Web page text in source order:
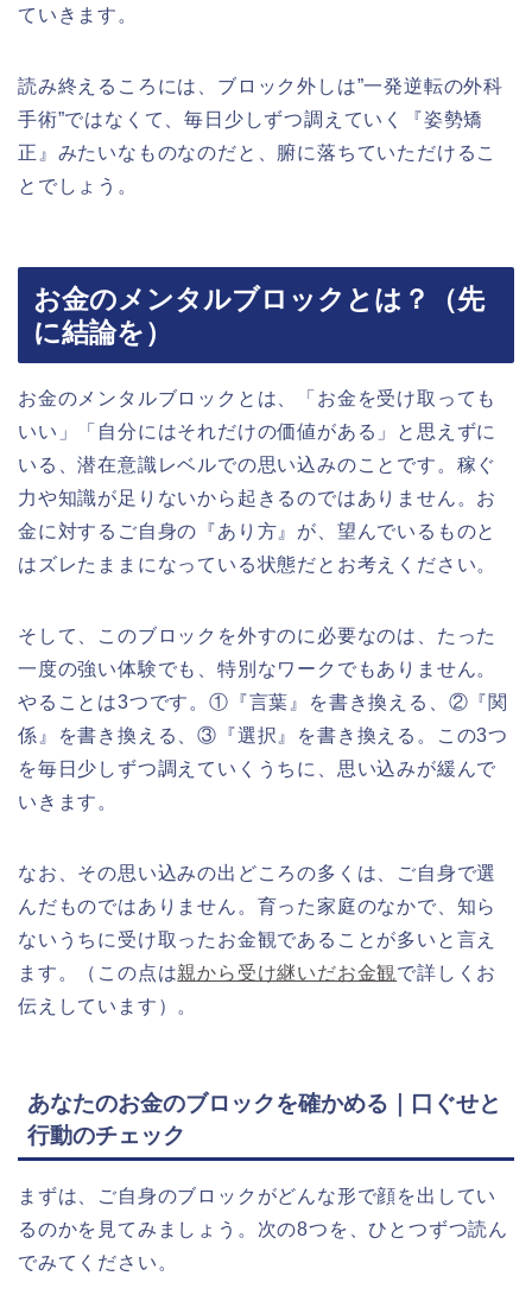
ていきます。
読み終えるころには、ブロック外しは”一発逆転の外科
手術”ではなくて、毎日少しずつ調えていく『姿勢矯
正』みたいなものなのだと、腑に落ちていただけるこ
とでしょう。
お金のメンタルブロックとは？（先
に結論を）
お金のメンタルブロックとは、「お金を受け取っても
いい」「自分にはそれだけの価値がある」と思えずに
いる、潜在意識レベルでの思い込みのことです。稼ぐ
力や知識が足りないから起きるのではありません。お
金に対するご自身の『あり方』が、望んでいるものと
はズレたままになっている状態だとお考えください。
そして、このブロックを外すのに必要なのは、たった
一度の強い体験でも、特別なワークでもありません。
やることは3つです。①『言葉』を書き換える、②『関
係』を書き換える、③『選択』を書き換える。この3つ
を毎日少しずつ調えていくうちに、思い込みが緩んで
いきます。
なお、その思い込みの出どころの多くは、ご自身で選
んだものではありません。育った家庭のなかで、知ら
ないうちに受け取ったお金観であることが多いと言え
ます。（この点は親から受け継いだお金観で詳しくお
伝えしています）。
あなたのお金のブロックを確かめる｜口ぐせと
行動のチェック
まずは、ご自身のブロックがどんな形で顔を出してい
るのかを見てみましょう。次の8つを、ひとつずつ読ん
でみてください。